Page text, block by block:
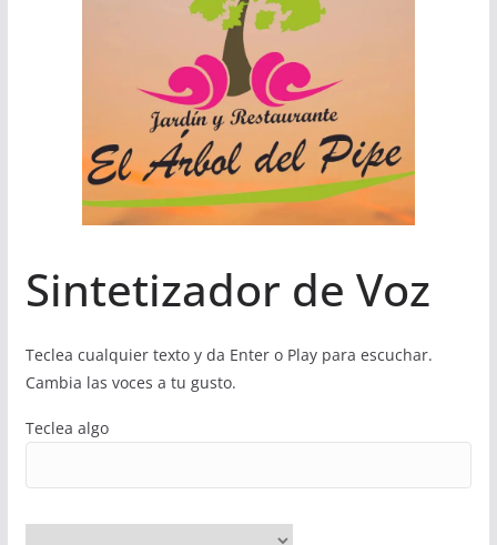
Sintetizador de Voz
Teclea cualquier texto y da Enter o Play para escuchar.
Cambia las voces a tu gusto.
Teclea algo